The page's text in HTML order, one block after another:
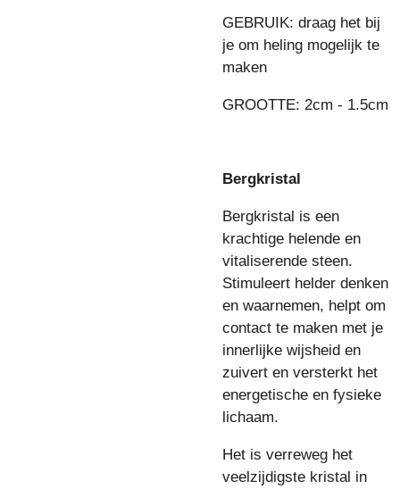
GEBRUIK: draag het bij
je om heling mogelijk te
maken
GROOTTE: 2cm - 1.5cm
Bergkristal
Bergkristal is een
krachtige helende en
vitaliserende steen.
Stimuleert helder denken
en waarnemen, helpt om
contact te maken met je
innerlijke wijsheid en
zuivert en versterkt het
energetische en fysieke
lichaam.
Het is verreweg het
veelzijdigste kristal in